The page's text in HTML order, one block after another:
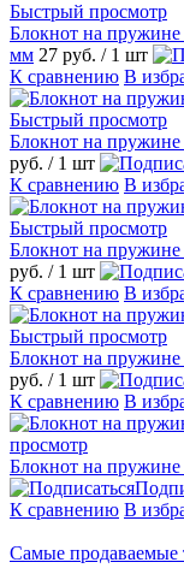
Быстрый просмотр
Блокнот на
мм 27 руб. / 1 шт
К сравнению В
Быстрый просмотр
Блокнот на
руб. / 1 шт
К сравнению В
Быстрый просмотр
Блокнот на
руб. / 1 шт
К сравнению В
Быстрый просмотр
Блокнот на
руб. / 1 шт
К сравнению В
просмотр
Блокнот на
К сравнению В
Самые продаваемые